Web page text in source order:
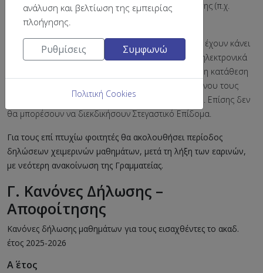
αιτιολογημένη και αποδεδειγμένη αδυναμία δήλωσης (π.χ.
ιατρικοί λόγοι-νοσηλεία).
Τα ονόματα των φοιτητών που δεν θα βρεθούν να έχουν κάνει
δήλωση μαθημάτων δεν θα συμπεριληφθούν στα ηλεκτρονικά
βαθμολόγια και ως εκ τούτου δεν θα είναι δυνατή η κατάθεση
βαθμολογίας γι’ αυτούς στην εξεταστική του εξαμήνου τους
αλλά ούτε και στην επαναληπτική του Σεπτεμβρίου. Επίσης δεν
θα μπορέσουν να διεκδικήσουν Στεγαστικό Επίδομα.
Για τους επί πτυχίω φοιτητές θα ακολουθήσει περίοδος
δηλώσεων χειμερινών μαθημάτων, μετά τη λήξη των εαρινών,
με νεότερη ανακοίνωση της Γραμματείας.
Γ. Κανόνες Δήλωσης –
Αποφοίτησης
Κανόνες δήλωσης μαθημάτων για τους εισαχθέντες το ακαδ.
έτος 2025-2026
Α΄ έτος
ανάλυση και βελτίωση της εμπειρίας
πλοήγησης.
Ρυθμίσεις Συμφωνώ
Πολιτική Cookies